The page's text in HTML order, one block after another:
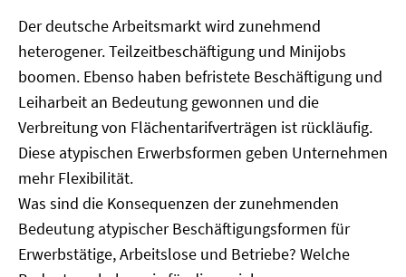
Der deutsche Arbeitsmarkt wird zunehmend
heterogener. Teilzeitbeschäftigung und Minijobs
boomen. Ebenso haben befristete Beschäftigung und
Leiharbeit an Bedeutung gewonnen und die
Verbreitung von Flächentarifverträgen ist rückläufig.
Diese atypischen Erwerbsformen geben Unternehmen
mehr Flexibilität.
Was sind die Konsequenzen der zunehmenden
Bedeutung atypischer Beschäftigungsformen für
Erwerbstätige, Arbeitslose und Betriebe? Welche